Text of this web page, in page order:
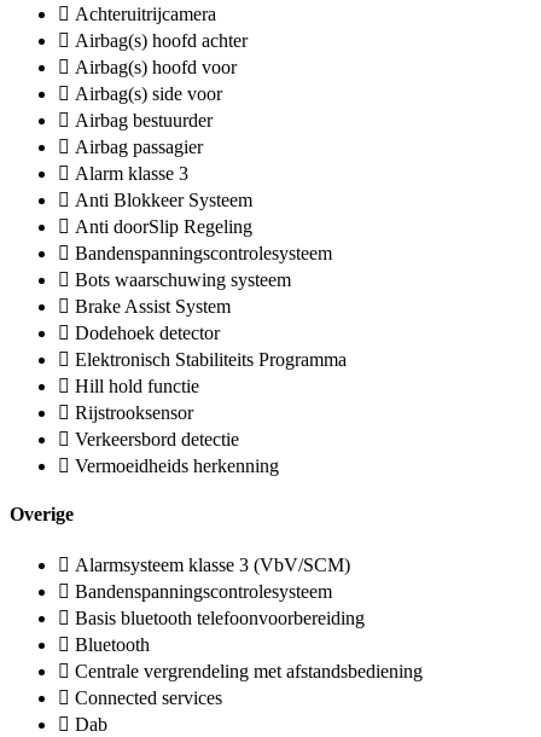
Achteruitrijcamera
Airbag(s) hoofd achter
Airbag(s) hoofd voor
Airbag(s) side voor
Airbag bestuurder
Airbag passagier
Alarm klasse 3
Anti Blokkeer Systeem
Anti doorSlip Regeling
Bandenspanningscontrolesysteem
Bots waarschuwing systeem
Brake Assist System
Dodehoek detector
Elektronisch Stabiliteits Programma
Hill hold functie
Rijstrooksensor
Verkeersbord detectie
Vermoeidheids herkenning
Overige
Alarmsysteem klasse 3 (VbV/SCM)
Bandenspanningscontrolesysteem
Basis bluetooth telefoonvoorbereiding
Bluetooth
Centrale vergrendeling met afstandsbediening
Connected services
Dab